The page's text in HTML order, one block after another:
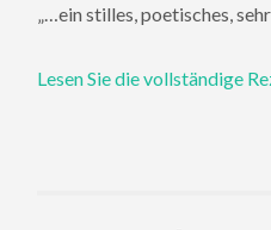
„…ein stilles, poetisches,
Lesen Sie die vollständige